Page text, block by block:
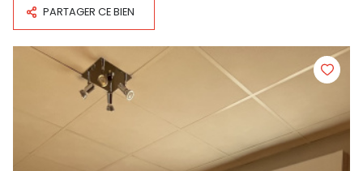
PARTAGER CE BIEN